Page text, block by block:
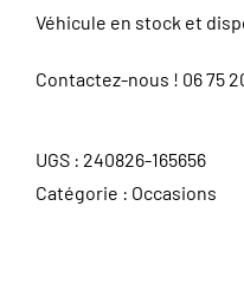
Véhicule en stock et
Contactez-nous ! 06 75
UGS : 240826-165656
Catégorie : Occasions